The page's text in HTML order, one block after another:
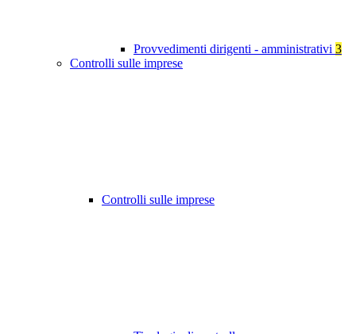
Provvedimenti dirigenti - amministrativi 3
Controlli sulle imprese
Controlli sulle imprese